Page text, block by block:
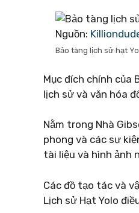
Nguồn:
Bảo tàng lịch sử hạt
Mục đích chính của
lịch sử và văn hóa
Nằm trong Nhà
phong và các sự
tài liệu và hình ảnh
Các đồ tạo tác và
Lịch sử Hạt Yolo